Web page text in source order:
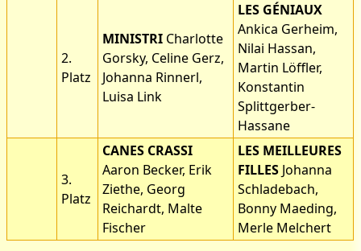
2.
Platz
MINISTRI Charlotte
Gorsky, Celine Gerz,
Johanna Rinnerl,
Luisa Link
LES GÉNIAUX
Ankica Gerheim,
Nilai Hassan,
Martin Löffler,
Konstantin
Splittgerber-
Hassane
3.
Platz
CANES CRASSI
Aaron Becker, Erik
Ziethe, Georg
Reichardt, Malte
Fischer
LES MEILLEURES
FILLES Johanna
Schladebach,
Bonny Maeding,
Merle Melchert